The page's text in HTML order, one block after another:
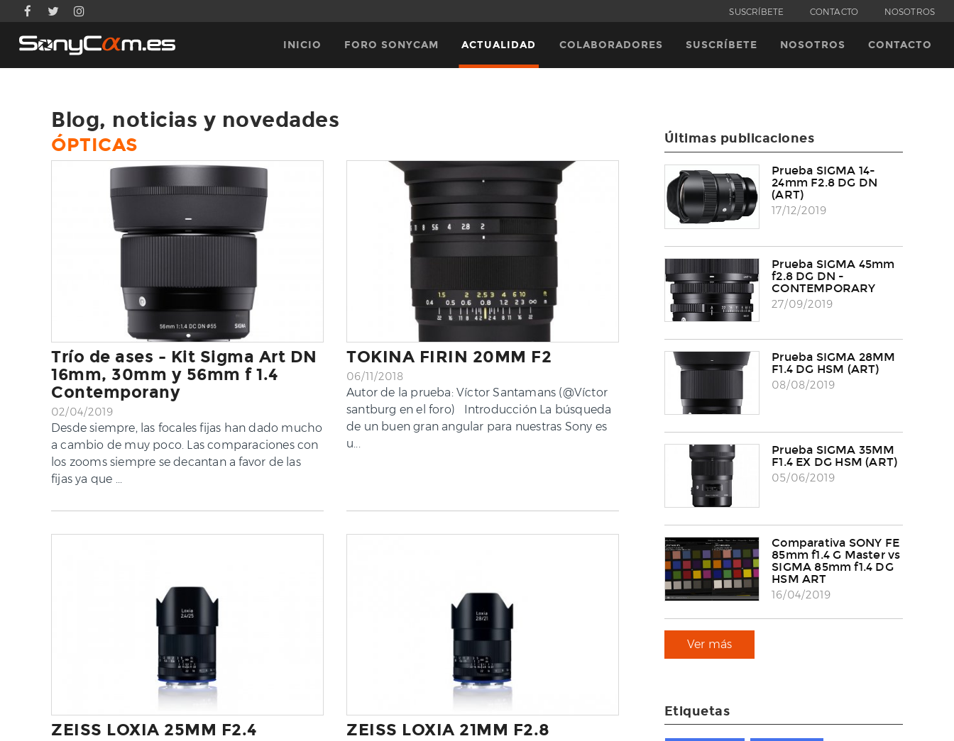
Blog, noticias y novedades
ÓPTICAS
Trío de ases - Kit Sigma Art DN
16mm, 30mm y 56mm f 1.4
Contemporany
02/04/2019
Desde siempre, las focales fijas han dado mucho
a cambio de muy poco. Las comparaciones con
los zooms siempre se decantan a favor de las
fijas ya que ...
TOKINA FIRIN 20MM F2
06/11/2018
Autor de la prueba: Víctor Santamans (@Víctor
santburg en el foro) Introducción La búsqueda
de un buen gran angular para nuestras Sony es
u...
ZEISS LOXIA 25MM F2.4 ZEISS LOXIA 21MM F2.8
Últimas publicaciones
Prueba SIGMA 14-
24mm F2.8 DG DN
(ART)
17/12/2019
Prueba SIGMA 45mm
f2.8 DG DN -
CONTEMPORARY
27/09/2019
Prueba SIGMA 28MM
F1.4 DG HSM (ART)
08/08/2019
Prueba SIGMA 35MM
F1.4 EX DG HSM (ART)
05/06/2019
Comparativa SONY FE
85mm f1.4 G Master vs
SIGMA 85mm f1.4 DG
HSM ART
16/04/2019
Ver más
Etiquetas
SUSCRÍBETE CONTACTO NOSOTROS
INICIO FORO SONYCAM ACTUALIDAD COLABORADORES SUSCRÍBETE NOSOTROS CONTACTO